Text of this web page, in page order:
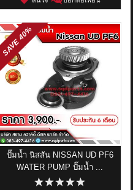
ปั๊มน้ำ นิสสัน NISSAN UD PF6
WATER PUMP ปั๊มน้ำ ...
SAVE
40%